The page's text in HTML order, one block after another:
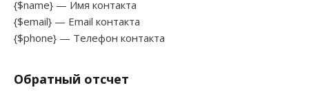
{$name} — Имя контакта
{$email} — Email контакта
{$phone} — Телефон контакта
Обратный отсчет